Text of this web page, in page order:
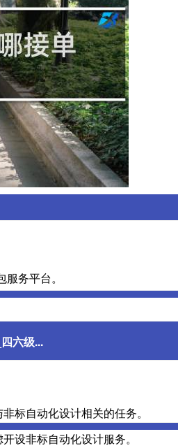
务平台。
六级...
标自动化设计相关的任务。
设非标自动化设计服务。